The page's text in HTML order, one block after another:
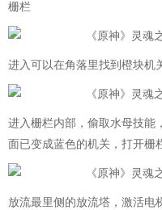
栅栏
进入可以在角落里找到橙块机
进入栅栏内部，偷取水母技能
面已变成蓝色的机关，打开栅
放流最里侧的放流塔，激活电